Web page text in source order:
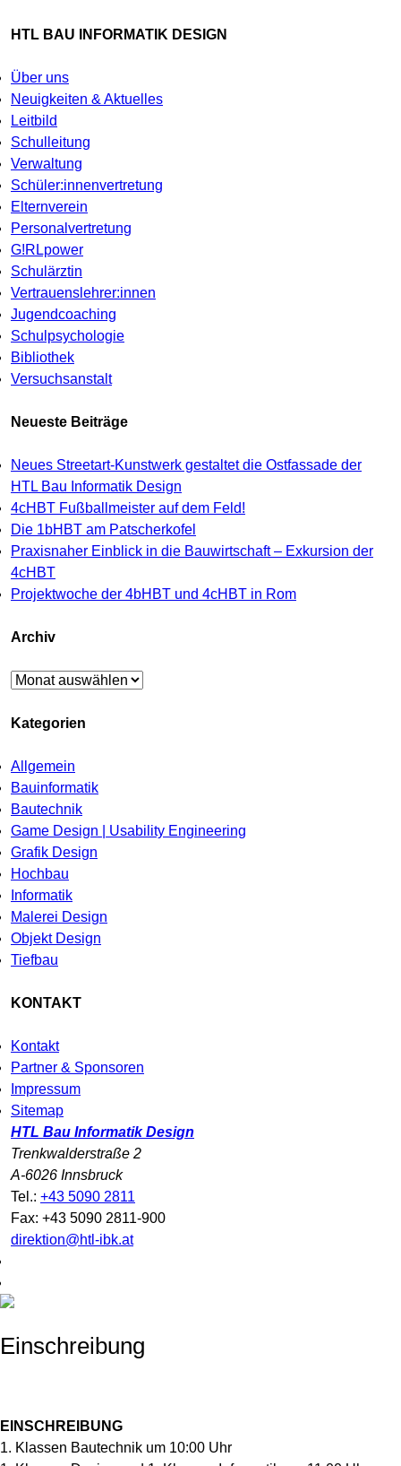
HTL BAU INFORMATIK DESIGN
Über uns
Neuigkeiten & Aktuelles
Leitbild
Schulleitung
Verwaltung
Schüler:innenvertretung
Elternverein
Personalvertretung
G!RLpower
Schulärztin
Vertrauenslehrer:innen
Jugendcoaching
Schulpsychologie
Bibliothek
Versuchsanstalt
Neueste Beiträge
Neues Streetart-Kunstwerk gestaltet die Ostfassade der
HTL Bau Informatik Design
4cHBT Fußballmeister auf dem Feld!
Die 1bHBT am Patscherkofel
Praxisnaher Einblick in die Bauwirtschaft – Exkursion der
4cHBT
Projektwoche der 4bHBT und 4cHBT in Rom
Archiv
Archiv
Kategorien
Allgemein
Bauinformatik
Bautechnik
Game Design | Usability Engineering
Grafik Design
Hochbau
Informatik
Malerei Design
Objekt Design
Tiefbau
KONTAKT
Kontakt
Partner & Sponsoren
Impressum
Sitemap
HTL Bau Informatik Design
Trenkwalderstraße 2
A-6026 Innsbruck
Tel.: +43 5090 2811
Fax: +43 5090 2811-900
direktion@htl-ibk.at
Einschreibung
EINSCHREIBUNG
1. Klassen Bautechnik um 10:00 Uhr